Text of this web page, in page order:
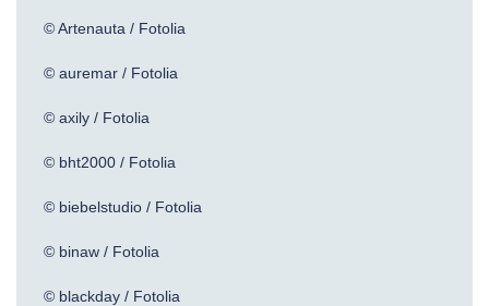
© Artenauta / Fotolia
© auremar / Fotolia
© axily / Fotolia
© bht2000 / Fotolia
© biebelstudio / Fotolia
© binaw / Fotolia
© blackday / Fotolia